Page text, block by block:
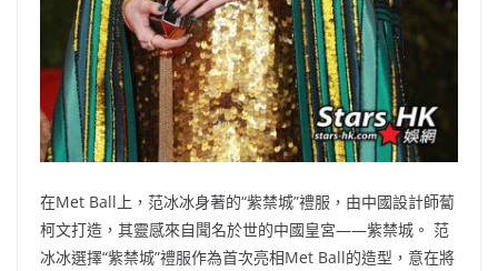
在Met Ball上，范冰冰身著的“紫禁城”禮服，由中國設計師蔔
柯文打造，其靈感來自聞名於世的中國皇宮——紫禁城。 范
冰冰選擇“紫禁城”禮服作為首次亮相Met Ball的造型，意在將